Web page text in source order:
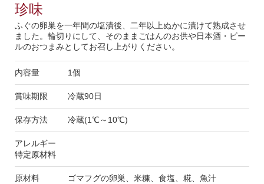
珍味
ふぐの卵巣を一年間の塩漬後、二年以上ぬかに漬けて熟成させ
ました。輪切りにして、そのままごはんのお供や日本酒・ビー
ルのおつまみとしてお召し上がりください。
内容量 1個
賞味期限 冷蔵90日
保存方法 冷蔵(1℃～10℃)
アレルギー
特定原材料
原材料 ゴマフグの卵巣、米糠、食塩、糀、魚汁